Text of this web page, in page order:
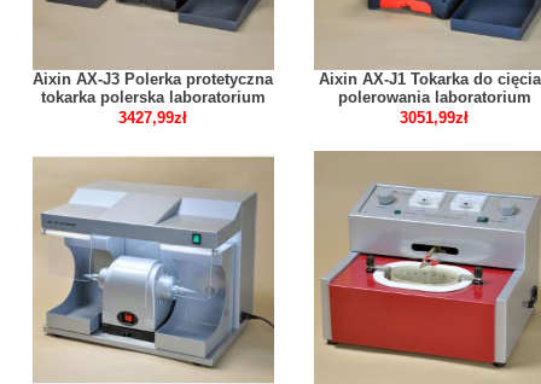
Aixin AX-J3 Polerka protetyczna
tokarka polerska laboratorium
dentystycznego
3427,99zł
Aixin AX-J1 Tokarka do
polerowania laboratorium
dentystycznego
3051,99zł